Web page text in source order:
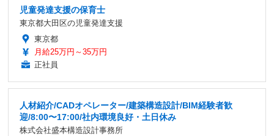
児童発達支援の保育士
東京都大田区の児童発達支援
東京都
月給25万円～35万円
正社員
人材紹介/CADオペレーター/建築構造設計/BIM経験者歓
迎/8:00〜17:00/社内環境良好・土日休み
株式会社盛本構造設計事務所